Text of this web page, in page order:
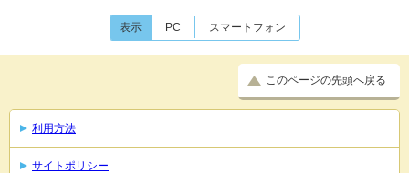
表示 PC スマートフォン
このページの先頭へ戻る
利用方法
サイトポリシー